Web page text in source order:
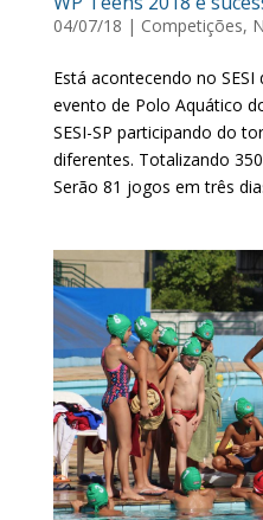
04/07/18 | Competições,
Está acontecendo no
evento de Polo Aquático
SESI-SP participando do
diferentes. Totalizando
Serão 81 jogos em três